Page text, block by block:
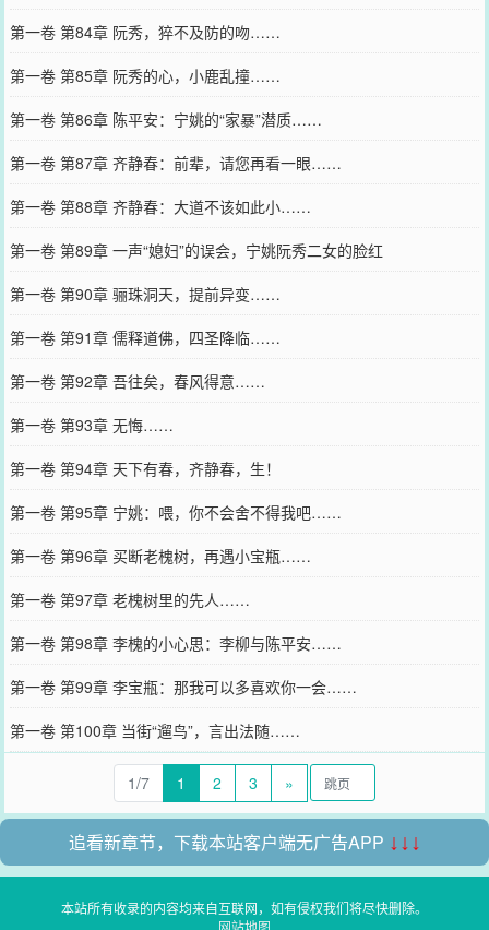
第一卷 第84章 阮秀，猝不及防的吻……
第一卷 第85章 阮秀的心，小鹿乱撞……
第一卷 第86章 陈平安：宁姚的“家暴”潜质……
第一卷 第87章 齐静春：前辈，请您再看一眼……
第一卷 第88章 齐静春：大道不该如此小……
第一卷 第89章 一声“媳妇”的误会，宁姚阮秀二女的脸红
第一卷 第90章 骊珠洞天，提前异变……
第一卷 第91章 儒释道佛，四圣降临……
第一卷 第92章 吾往矣，春风得意……
第一卷 第93章 无悔……
第一卷 第94章 天下有春，齐静春，生！
第一卷 第95章 宁姚：喂，你不会舍不得我吧……
第一卷 第96章 买断老槐树，再遇小宝瓶……
第一卷 第97章 老槐树里的先人……
第一卷 第98章 李槐的小心思：李柳与陈平安……
第一卷 第99章 李宝瓶：那我可以多喜欢你一会……
第一卷 第100章 当街“遛鸟”，言出法随……
1/7 1 2 3 »
追看新章节，下载本站客户端无广告APP ↓↓↓
本站所有收录的内容均来自互联网，如有侵权我们将尽快删除。
网站地图